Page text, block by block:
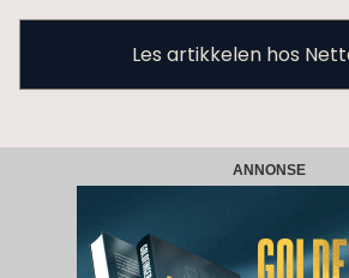
Les artikkelen hos
ANNONSE